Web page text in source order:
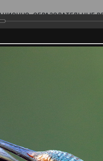
ОБРАЗОВАТЕЛЬНЫЕ